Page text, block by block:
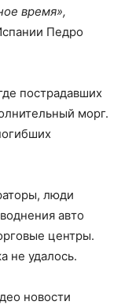
время»,
Педро
пострадавших
морг.
люди
авто
центры.
не удалось.
новости